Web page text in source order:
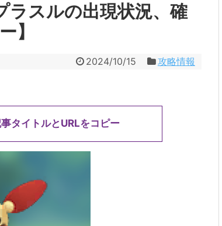
ラスルの出現状況、確
】
2024/10/15 攻略情報
タイトルとURLをコピー